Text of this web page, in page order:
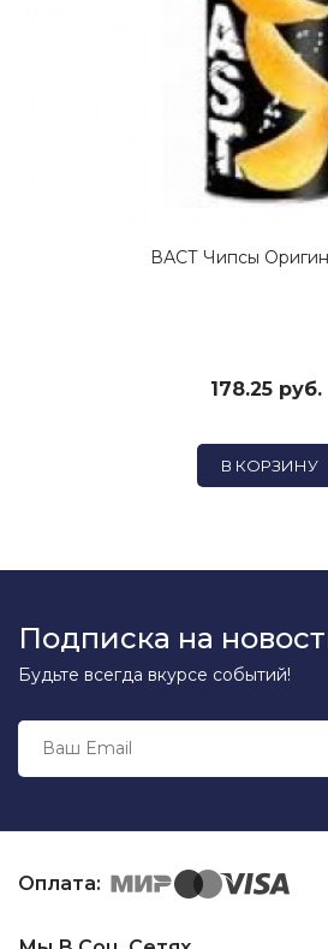
ВАСТ Чипсы
178.25 руб.
В КОРЗИНУ
Подписка на
Будьте всегда вкурсе событий!
Оплата: